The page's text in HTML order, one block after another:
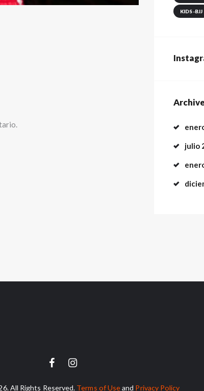
KIDS-BJJ
julio
All Rights Reserved. Terms of Useand Privacy Policy